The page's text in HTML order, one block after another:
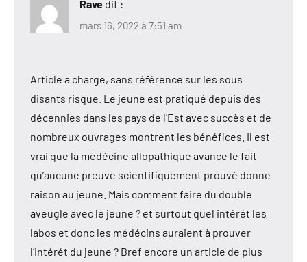
Rave dit :
mars 16, 2022 à 7:51 am
Article a charge, sans référence sur les sous
disants risque. Le jeune est pratiqué depuis des
décennies dans les pays de l’Est avec succès et de
nombreux ouvrages montrent les bénéfices. Il est
vrai que la médécine allopathique avance le fait
qu’aucune preuve scientifiquement prouvé donne
raison au jeune. Mais comment faire du double
aveugle avec le jeune ? et surtout quel intérét les
labos et donc les médécins auraient à prouver
l’intérét du jeune ? Bref encore un article de plus